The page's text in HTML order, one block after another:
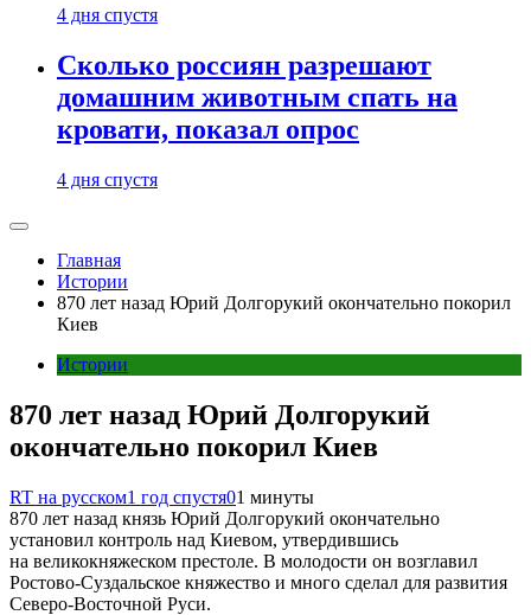
4 дня спустя
Сколько россиян разрешают
домашним животным спать на
кровати, показал опрос
4 дня спустя
Главная
Истории
870 лет назад Юрий Долгорукий окончательно покорил
Киев
Истории
870 лет назад Юрий Долгорукий
окончательно покорил Киев
RT на русском1 год спустя01 минуты
870 лет назад князь Юрий Долгорукий окончательно
установил контроль над Киевом, утвердившись
на великокняжеском престоле. В молодости он возглавил
Ростово-Суздальское княжество и много сделал для развития
Северо-Восточной Руси.